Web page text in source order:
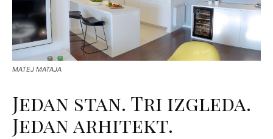
MATEJ MATAJA
Jedan stan. Tri izgleda.
Jedan arhitekt.